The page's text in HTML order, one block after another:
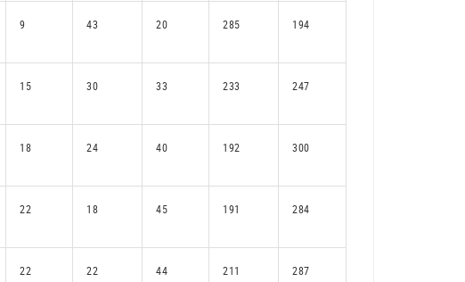
9 43 20 285 194
15 30 33 233 247
18 24 40 192 300
22 18 45 191 284
22 22 44 211 287